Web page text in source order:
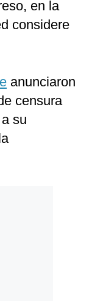
en la
considere
anunciaron
censura
su